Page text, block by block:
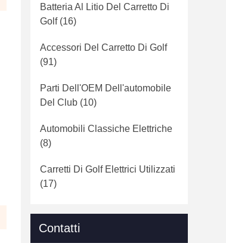
Batteria Al Litio Del Carretto Di
Golf(16)
Accessori Del Carretto Di Golf
(91)
Parti Dell'OEM Dell'automobile
Del Club (10)
Automobili Classiche Elettriche
(8)
Carretti Di Golf Elettrici Utilizzati
(17)
Contatti